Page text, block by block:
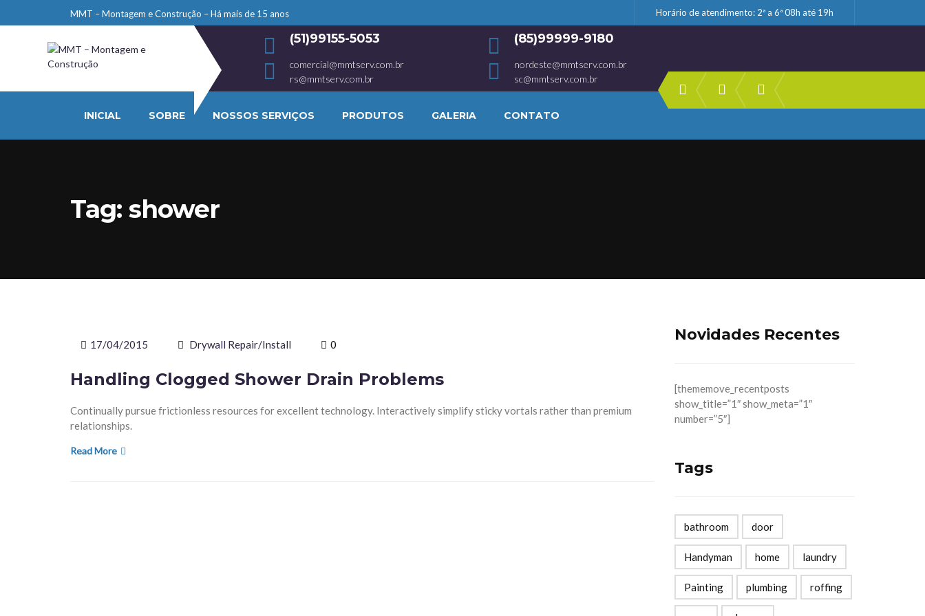
MMT – Montagem e Construção – Há mais de 15 anos Horário de atendimento: 2ª a 6ª 08h até 19h
(51)99155-5053 (85)99999-9180
comercial@mmtserv.com.br
rs@mmtserv.com.br
nordeste@mmtserv.com.br
sc@mmtserv.com.br
INICIAL SOBRE NOSSOS SERVIÇOS PRODUTOS GALERIA CONTATO
Tag: shower
17/04/2015 Drywall Repair/Install 0
Handling Clogged Shower Drain Problems
Continually pursue frictionless resources for excellent technology. Interactively simplify sticky vortals rather than premium
relationships.
Read More
Novidades Recentes
[thememove_recentposts
show_title=”1″ show_meta=”1″
number=”5″]
Tags
bathroom door
Handyman home laundry
Painting plumbing roffing